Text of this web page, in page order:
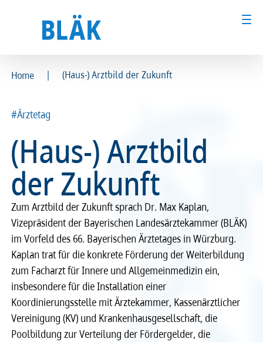
MFA & Fachpersonal
Patientinnen und Patienten
Kammer & Politik
Presse
Karriere
Recht
Service & Kontakt
MFA & Fachpersonal
Patientinnen und Patienten
Kammer & Politik
Presse
Karriere
Recht
Service & Kontakt
Home | (Haus-) Arztbild der Zukunft
#Ärztetag
(Haus-) Arztbild
der Zukunft
Zum Arztbild der Zukunft sprach Dr. Max Kaplan,
Vizepräsident der Bayerischen Landesärztekammer (BLÄK)
im Vorfeld des 66. Bayerischen Ärztetages in Würzburg.
Kaplan trat für die konkrete Förderung der Weiterbildung
zum Facharzt für Innere und Allgemeinmedizin ein,
insbesondere für die Installation einer
Koordinierungsstelle mit Ärztekammer, Kassenärztlicher
Vereinigung (KV) und Krankenhausgesellschaft, die
Poolbildung zur Verteilung der Fördergelder, die